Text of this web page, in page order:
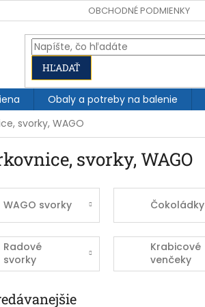
OBCHODNÉ PODMIENKY
HĽADAŤ
Obaly a potreby na balenie
svorky, WAGO
svorky, WAGO
WAGO svorky Čokoládky
Radové
svorky
Krabicové
venčeky